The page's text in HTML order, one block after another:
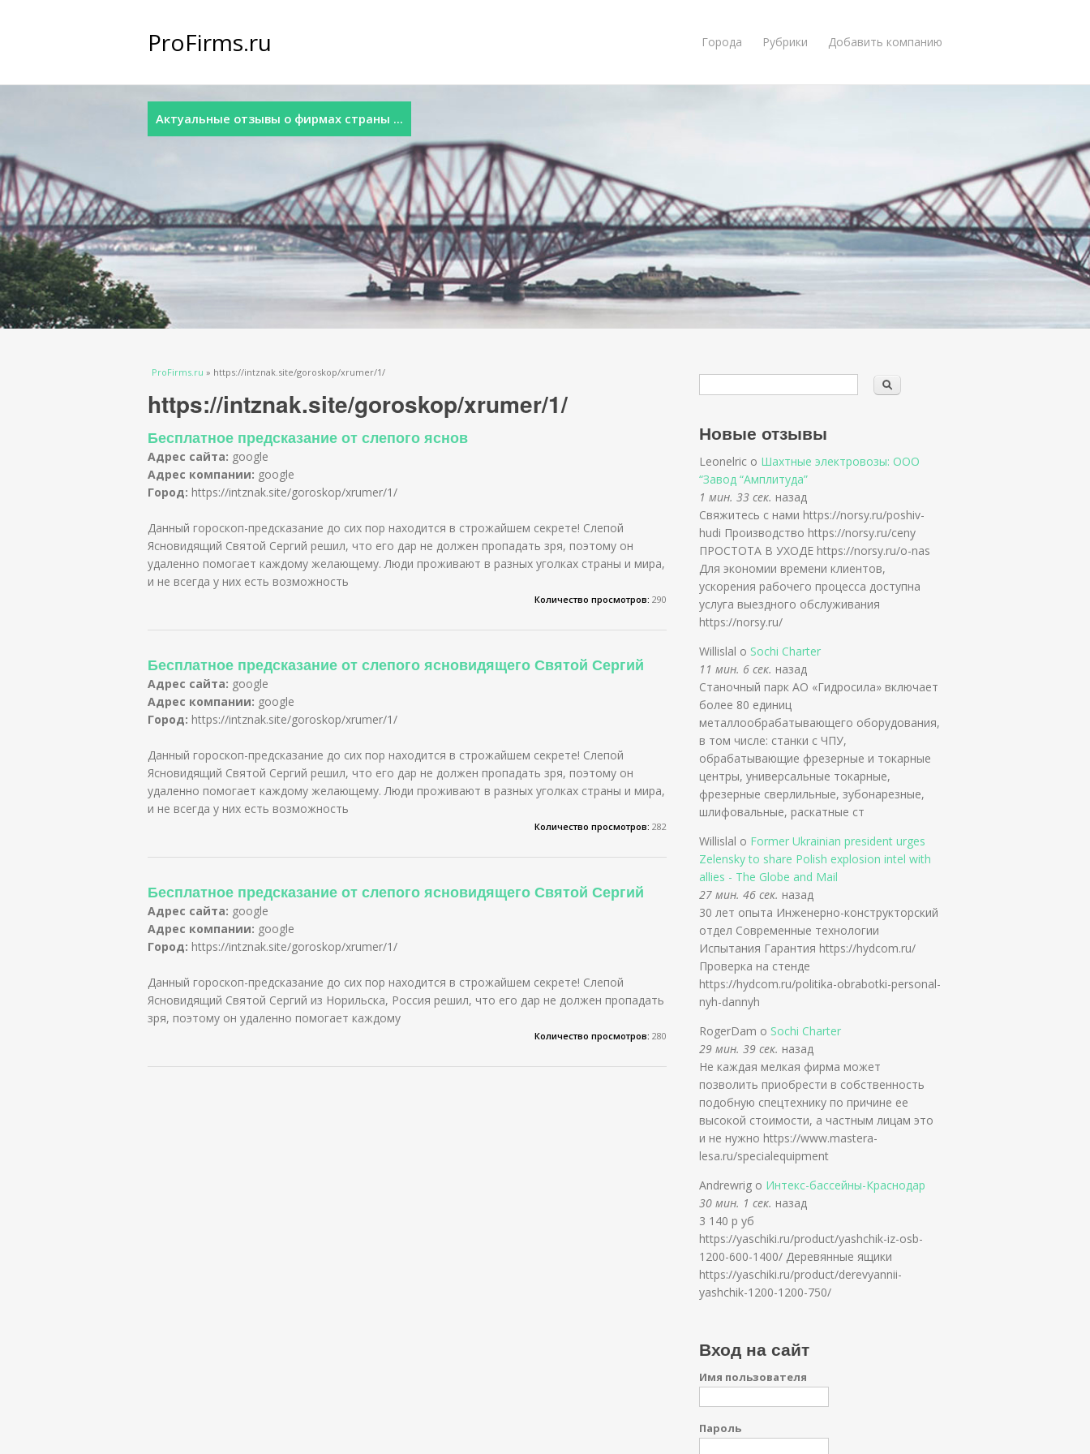
ProFirms.ru Города Рубрики Добавить компанию
Актуальные отзывы о фирмах страны ...
Вы здесь
ProFirms.ru » https://intznak.site/goroskop/xrumer/1/
https://intznak.site/goroskop/xrumer/1/
Бесплатное предсказание от слепого яснов
Адрес сайта: google
Адрес компании: google
Город: https://intznak.site/goroskop/xrumer/1/
Данный гороскоп-предсказание до сих пор находится в строжайшем секрете! Слепой
Ясновидящий Святой Сергий решил, что его дар не должен пропадать зря, поэтому он
удаленно помогает каждому желающему. Люди проживают в разных уголках страны и мира,
и не всегда у них есть возможность
Количество просмотров: 290
Бесплатное предсказание от слепого ясновидящего Святой Сергий
Адрес сайта: google
Адрес компании: google
Город: https://intznak.site/goroskop/xrumer/1/
Данный гороскоп-предсказание до сих пор находится в строжайшем секрете! Слепой
Ясновидящий Святой Сергий решил, что его дар не должен пропадать зря, поэтому он
удаленно помогает каждому желающему. Люди проживают в разных уголках страны и мира,
и не всегда у них есть возможность
Количество просмотров: 282
Бесплатное предсказание от слепого ясновидящего Святой Сергий
Адрес сайта: google
Адрес компании: google
Город: https://intznak.site/goroskop/xrumer/1/
Данный гороскоп-предсказание до сих пор находится в строжайшем секрете! Слепой
Ясновидящий Святой Сергий из Норильска, Россия решил, что его дар не должен пропадать
зря, поэтому он удаленно помогает каждому
Количество просмотров: 280
Новые отзывы
Leonelric о Шахтные электровозы: ООО
“Завод “Амплитуда”
1 мин. 33 сек. назад
Свяжитесь с нами https://norsy.ru/poshiv-
hudi Производство https://norsy.ru/ceny
ПРОСТОТА В УХОДЕ https://norsy.ru/o-nas
Для экономии времени клиентов,
ускорения рабочего процесса доступна
услуга выездного обслуживания
https://norsy.ru/
Willislal о Sochi Charter
11 мин. 6 сек. назад
Станочный парк АО «Гидросила» включает
более 80 единиц
металлообрабатывающего оборудования,
в том числе: станки с ЧПУ,
обрабатывающие фрезерные и токарные
центры, универсальные токарные,
фрезерные сверлильные, зубонарезные,
шлифовальные, раскатные ст
Willislal о Former Ukrainian president urges
Zelensky to share Polish explosion intel with
allies - The Globe and Mail
27 мин. 46 сек. назад
30 лет опыта Инженерно-конструкторский
отдел Современные технологии
Испытания Гарантия https://hydcom.ru/
Проверка на стенде
https://hydcom.ru/politika-obrabotki-personal-
nyh-dannyh
RogerDam о Sochi Charter
29 мин. 39 сек. назад
Не каждая мелкая фирма может
позволить приобрести в собственность
подобную спецтехнику по причине ее
высокой стоимости, а частным лицам это
и не нужно https://www.mastera-
lesa.ru/specialequipment
Andrewrig о Интекс-бассейны-Краснодар
30 мин. 1 сек. назад
3 140 р уб
https://yaschiki.ru/product/yashchik-iz-osb-
1200-600-1400/ Деревянные ящики
https://yaschiki.ru/product/derevyannii-
yashchik-1200-1200-750/
Вход на сайт
Имя пользователя
Пароль